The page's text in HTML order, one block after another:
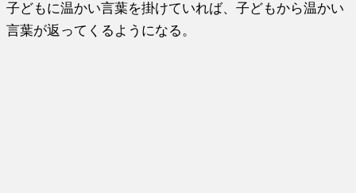
子どもに温かい言葉を掛けていれば、子どもから温かい
言葉が返ってくるようになる。